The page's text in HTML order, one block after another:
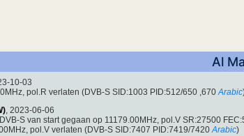
Al
10-03
pol.R verlaten (DVB-S SID:1003 PID:512/650 ,670Arabic
, 2023-06-06
S van start gegaan op 11179.00MHz, pol.V SR:27500
pol.V verlaten (DVB-S SID:7407 PID:7419/7420 Arabic)